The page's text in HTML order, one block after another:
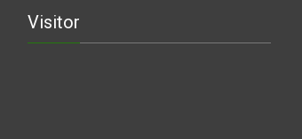
Visitor